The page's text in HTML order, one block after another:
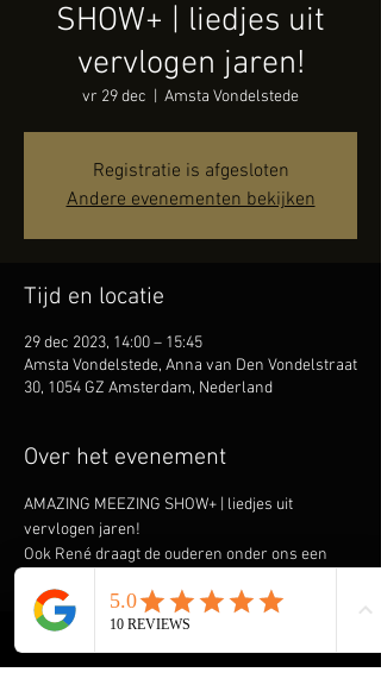
SHOW+ | liedjes uit
vervlogen jaren!
vr 29 dec Amsta Vondelstede
Registratie is afgesloten
Andere evenementen bekijken
Tijd en locatie
29 dec 2023, 14:00 – 15:45
Amsta Vondelstede, Anna van Den Vondelstraat
30, 1054 GZ Amsterdam, Nederland
Over het evenement
AMAZING MEEZING SHOW+ | liedjes uit
vervlogen jaren!
Ook René draagt de ouderen onder ons een
om hen een onvergetelijke ochtend of middag
te bezorgen. Speciaal heeft hij de AMAZING
MEEZING SHOW+ samengesteld met liedjes uit